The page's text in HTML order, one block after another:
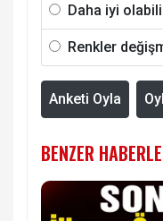
Daha iyi
Renkler
Anketi Oyla
BENZER